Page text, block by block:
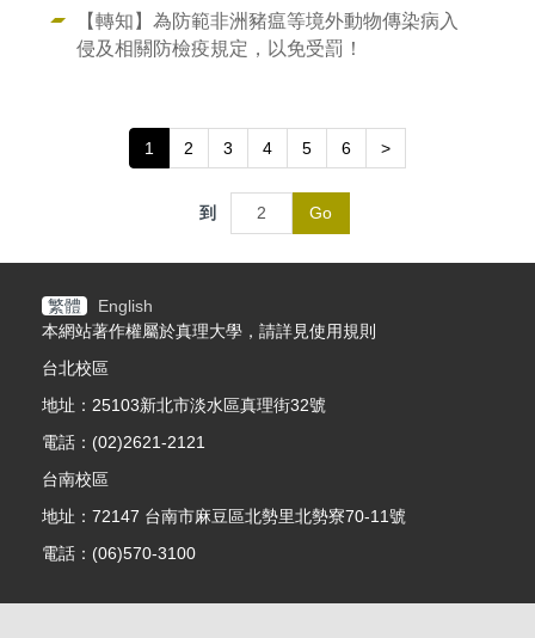
【轉知】為防範非洲豬瘟等境外動物傳染病入
侵及相關防檢疫規定，以免受罰！
1 2 3 4 5 6 >
到 Go
繁體
English
本網站著作權屬於真理大學，請詳見使用規則
台北校區
地址：25103新北市淡水區真理街32號
電話：(02)2621-2121
台南校區
地址：72147 台南市麻豆區北勢里北勢寮70-11號
電話：(06)570-3100